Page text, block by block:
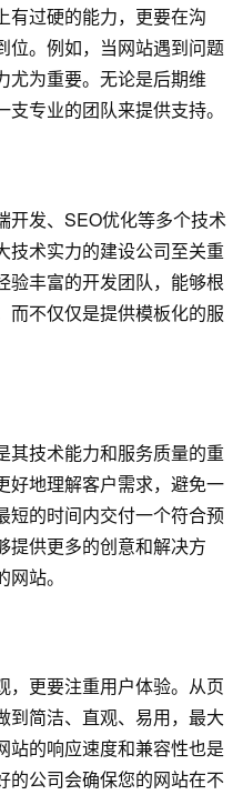
有过硬的能力，更要在沟
位。例如，当网站遇到问题
尤为重要。无论是后期维
专业的团队来提供支持。
开发、SEO优化等多个技术
技术实力的建设公司至关重
验丰富的开发团队，能够根
而不仅仅是提供模板化的服
其技术能力和服务质量的重
好地理解客户需求，避免一
短的时间内交付一个符合预
提供更多的创意和解决方
站。
，更要注重用户体验。从页
到简洁、直观、易用，最大
站的响应速度和兼容性也是
的公司会确保您的网站在不